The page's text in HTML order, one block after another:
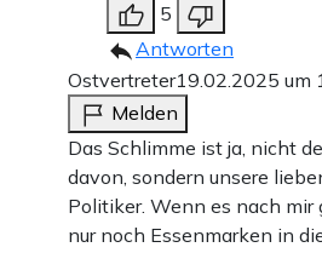
5
Antworten
Ostvertreter19.02.2025 um
Melden
Das Schlimme ist ja, nicht
davon, sondern unsere
Politiker. Wenn es nach mir
nur noch Essenmarken in